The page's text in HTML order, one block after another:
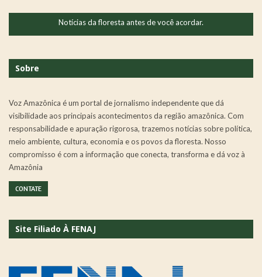
Notícias da floresta antes de você acordar.
Sobre
Voz Amazônica é um portal de jornalismo independente que dá
visibilidade aos principais acontecimentos da região amazônica. Com
responsabilidade e apuração rigorosa, trazemos notícias sobre política,
meio ambiente, cultura, economia e os povos da floresta. Nosso
compromisso é com a informação que conecta, transforma e dá voz à
Amazônia
CONTATE
Site Filiado À FENAJ